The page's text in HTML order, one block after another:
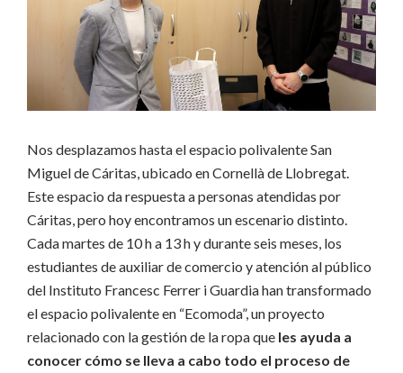
Nos desplazamos hasta el espacio polivalente San
Miguel de Cáritas, ubicado en Cornellà de Llobregat.
Este espacio da respuesta a personas atendidas por
Cáritas, pero hoy encontramos un escenario distinto.
Cada martes de 10 h a 13 h y durante seis meses, los
estudiantes de auxiliar de comercio y atención al público
del Instituto Francesc Ferrer i Guardia han transformado
el espacio polivalente en “Ecomoda”, un proyecto
relacionado con la gestión de la ropa que les ayuda a
conocer cómo se lleva a cabo todo el proceso de